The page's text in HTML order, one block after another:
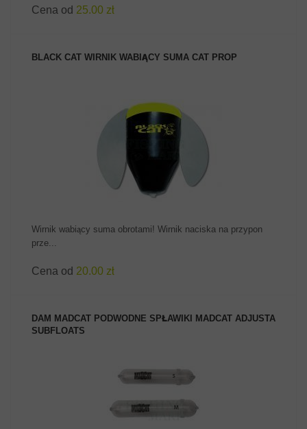
Cena od 25.00 zł
BLACK CAT WIRNIK WABIĄCY SUMA CAT PROP
ZOBACZ PRODUKT
Wirnik wabiący suma obrotami! Wirnik naciska na przypon
prze...
Cena od 20.00 zł
DAM MADCAT PODWODNE SPŁAWIKI MADCAT ADJUSTA
SUBFLOATS